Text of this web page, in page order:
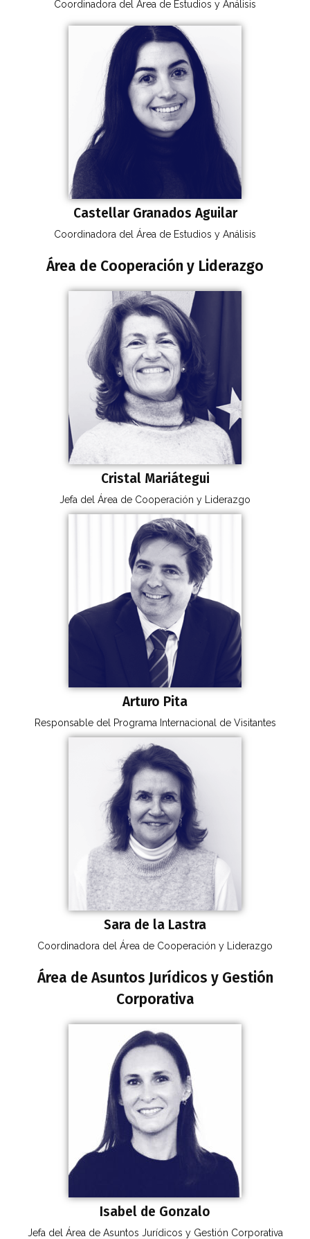
Coordinadora del Área de Estudios y Análisis
Castellar Granados Aguilar
Coordinadora del Área de Estudios y Análisis
Área de Cooperación y Liderazgo
Cristal Mariátegui
Jefa del Área de Cooperación y Liderazgo
Arturo Pita
Responsable del Programa Internacional de Visitantes
Sara de la Lastra
Coordinadora del Área de Cooperación y Liderazgo
Área de Asuntos Jurídicos y Gestión
Corporativa
Isabel de Gonzalo
Jefa del Área de Asuntos Jurídicos y Gestión Corporativa